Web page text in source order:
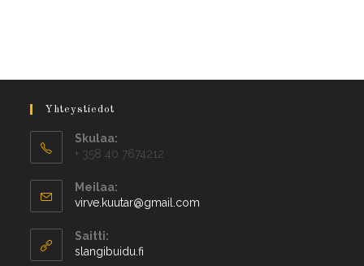
Yhteystiedot
Skulaa:
+ 358 40 7674212
Meilaa:
virve.kuutar@gmail.com
Saitti:
slangibuidu.fi